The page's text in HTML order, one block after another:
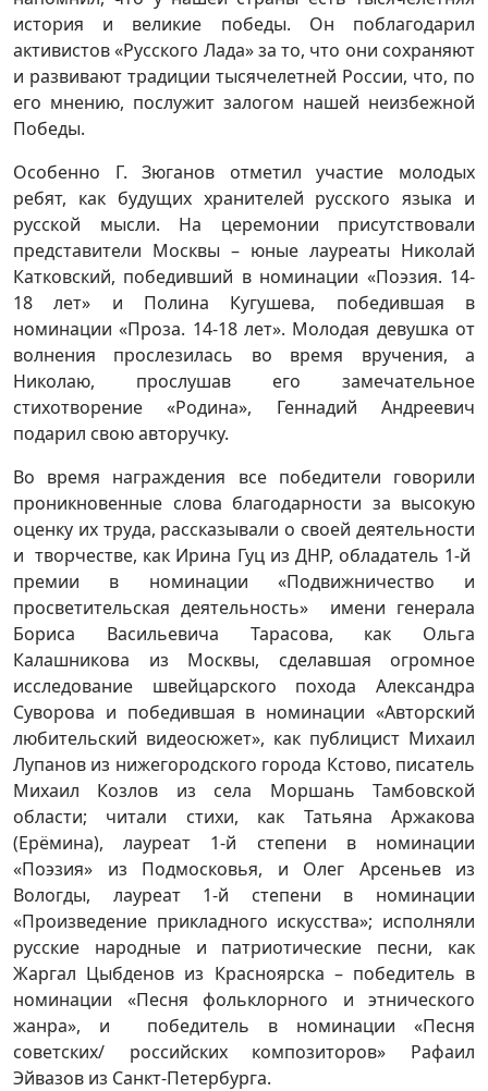
история и великие победы. Он поблагодарил
активистов «Русского Лада» за то, что они сохраняют
и развивают традиции тысячелетней России, что, по
его мнению, послужит залогом нашей неизбежной
Победы.
Особенно Г. Зюганов отметил участие молодых
ребят, как будущих хранителей русского языка и
русской мысли. На церемонии присутствовали
представители Москвы – юные лауреаты Николай
Катковский, победивший в номинации «Поэзия. 14-
18 лет» и Полина Кугушева, победившая в
номинации «Проза. 14-18 лет». Молодая девушка от
волнения прослезилась во время вручения, а
Николаю, прослушав его замечательное
стихотворение «Родина», Геннадий Андреевич
подарил свою авторучку.
Во время награждения все победители говорили
проникновенные слова благодарности за высокую
оценку их труда, рассказывали о своей деятельности
и творчестве, как Ирина Гуц из ДНР, обладатель 1-й
премии в номинации «Подвижничество и
просветительская деятельность» имени генерала
Бориса Васильевича Тарасова, как Ольга
Калашникова из Москвы, сделавшая огромное
исследование швейцарского похода Александра
Суворова и победившая в номинации «Авторский
любительский видеосюжет», как публицист Михаил
Лупанов из нижегородского города Кстово, писатель
Михаил Козлов из села Моршань Тамбовской
области; читали стихи, как Татьяна Аржакова
(Ерёмина), лауреат 1-й степени в номинации
«Поэзия» из Подмосковья, и Олег Арсеньев из
Вологды, лауреат 1-й степени в номинации
«Произведение прикладного искусства»; исполняли
русские народные и патриотические песни, как
Жаргал Цыбденов из Красноярска – победитель в
номинации «Песня фольклорного и этнического
жанра», и победитель в номинации «Песня
советских/ российских композиторов» Рафаил
Эйвазов из Санкт-Петербурга.